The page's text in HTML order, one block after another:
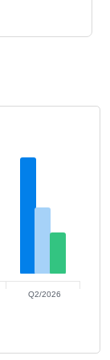
Q2/2026
Cổ đông lớn